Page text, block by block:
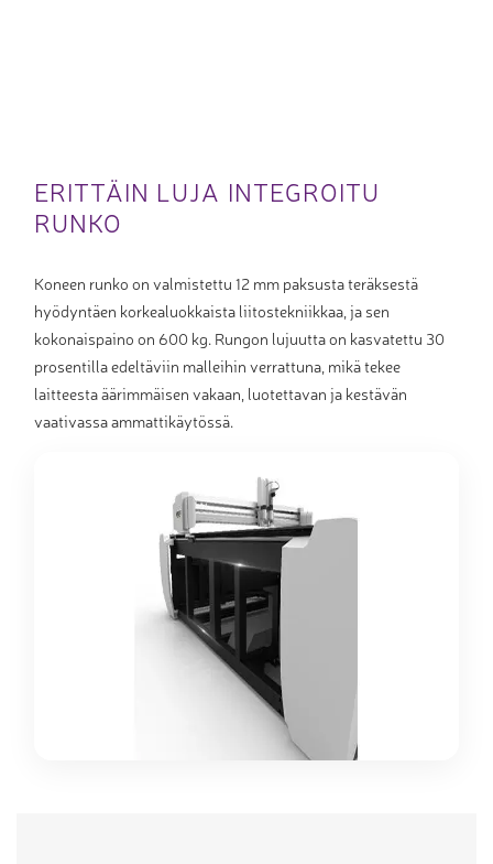
ERITTÄIN LUJA INTEGROITU
RUNKO
Koneen runko on valmistettu 12 mm paksusta teräksestä
hyödyntäen korkealuokkaista liitostekniikkaa, ja sen
kokonaispaino on 600 kg. Rungon lujuutta on kasvatettu 30
prosentilla edeltäviin malleihin verrattuna, mikä tekee
laitteesta äärimmäisen vakaan, luotettavan ja kestävän
vaativassa ammattikäytössä.